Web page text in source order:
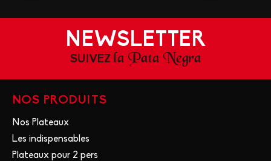
NEWSLETTER
SUIVEZ la Pata Negra
NOS PRODUITS
Nos Plateaux
Les indispensables
Plateaux pour 2 pers